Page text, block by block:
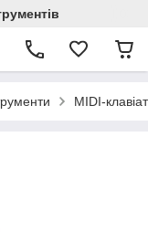
MIDI-